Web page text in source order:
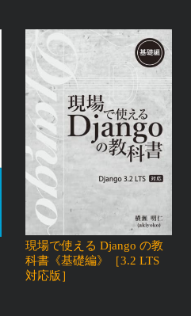
現場で使える Django の教
科書《基礎編》［3.2 LTS
対応版］